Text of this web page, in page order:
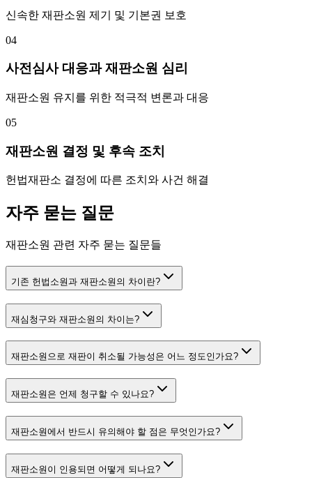
신속한 재판소원 제기 및 기본권 보호
04
사전심사 대응과 재판소원 심리
재판소원 유지를 위한 적극적 변론과 대응
05
재판소원 결정 및 후속 조치
헌법재판소 결정에 따른 조치와 사건 해결
자주 묻는 질문
재판소원 관련 자주 묻는 질문들
기존 헌법소원과 재판소원의 차이란?
재심청구와 재판소원의 차이는?
재판소원으로 재판이 취소될 가능성은 어느 정도인가요?
재판소원은 언제 청구할 수 있나요?
재판소원에서 반드시 유의해야 할 점은 무엇인가요?
재판소원이 인용되면 어떻게 되나요?